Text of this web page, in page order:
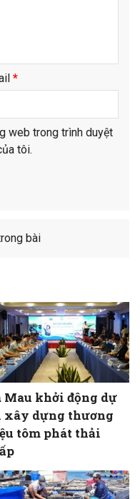
*
web trong trình duyệt
tôi.
bài
Mau khởi động dự
xây dựng thương
tôm phát thải